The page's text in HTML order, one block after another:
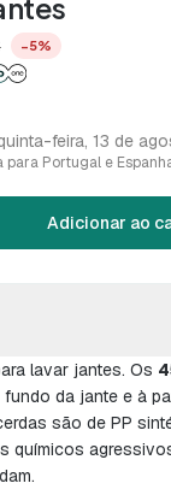
−5%
feira, 13 de
para Portugal e
Adicionar ao
lavar jantes. Os
da jante e à
são de PP
químicos